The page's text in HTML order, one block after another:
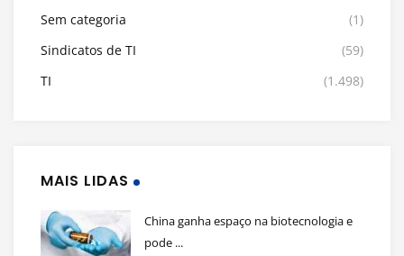
Sem categoria
(1)
Sindicatos de TI
(59)
TI
(1.498)
MAIS LIDAS
China ganha espaço na biotecnologia e
pode ...